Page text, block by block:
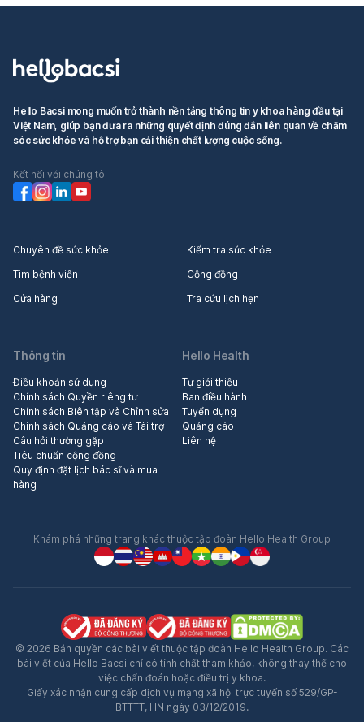
Hello Bacsi mong muốn trở thành nền tảng thông tin y khoa hàng đầu tại
Việt Nam, giúp bạn đưa ra những quyết định đúng đắn liên quan về chăm
sóc sức khỏe và hỗ trợ bạn cải thiện chất lượng cuộc sống.
Kết nối với chúng tôi
Chuyên đề sức khỏe
Kiểm tra sức khỏe
Tìm bệnh viện
Cộng đồng
Cửa hàng
Tra cứu lịch hẹn
Thông tin
Điều khoản sử dụng
Chính sách Quyền riêng tư
Chính sách Biên tập và Chỉnh sửa
Chính sách Quảng cáo và Tài trợ
Câu hỏi thường gặp
Tiêu chuẩn cộng đồng
Quy định đặt lịch bác sĩ và mua
hàng
Hello Health
Tự giới thiệu
Ban điều hành
Tuyển dụng
Quảng cáo
Liên hệ
Khám phá những trang khác thuộc tập đoàn Hello Health Group
© 2026 Bản quyền các bài viết thuộc tập đoàn Hello Health Group. Các
bài viết của Hello Bacsi chỉ có tính chất tham khảo, không thay thế cho
việc chẩn đoán hoặc điều trị y khoa.
Giấy xác nhận cung cấp dịch vụ mạng xã hội trực tuyến số 529/GP-
BTTTT, HN ngày 03/12/2019.